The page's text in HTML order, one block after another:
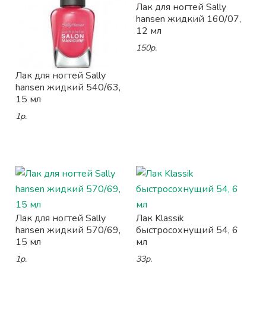
Лак для ногтей Sally
hansen жидкий 540/63,
15 мл
1р.
Лак для ногтей Sally
hansen жидкий 160/07,
12 мл
150р.
Лак для ногтей Sally
hansen жидкий 570/69,
15 мл
1р.
Лак Klassik
быстросохнущий 54, 6
мл
33р.